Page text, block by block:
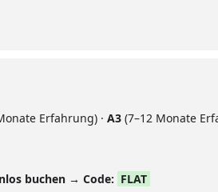
Erfahrung) · A3 (7–12 Monate
buchen → Code: FLAT